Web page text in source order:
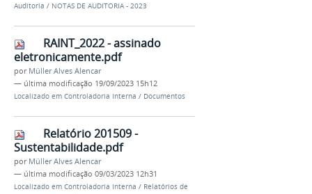
Auditoria / NOTAS DE AUDITORIA - 2023
RAINT_2022 - assinado
eletronicamente.pdf
por Müller Alves Alencar
— última modificação 19/09/2023 15h12
Localizado em Controladoria Interna / Documentos
Relatório 201509 -
Sustentabilidade.pdf
por Müller Alves Alencar
— última modificação 09/03/2023 12h31
Localizado em Controladoria Interna / Relatórios de